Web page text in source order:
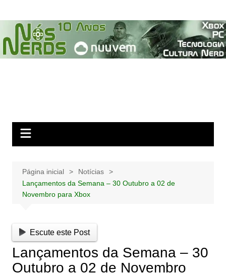
para
conteúdo
Página inicial
Notícias
Lançamentos da Semana – 30 Outubro a 02 de
Novembro para Xbox
Escute este Post
Lançamentos da Semana – 30
Outubro a 02 de Novembro